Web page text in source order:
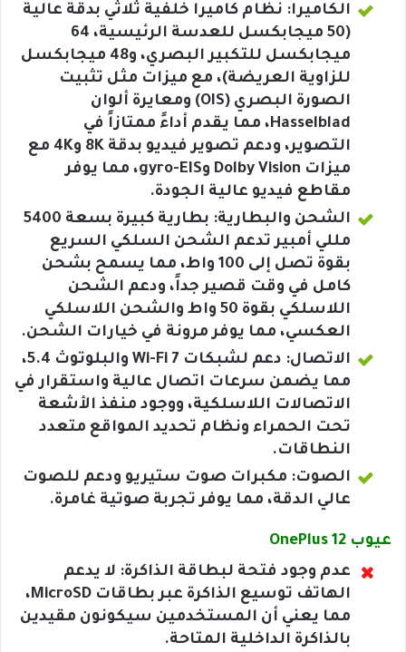
الكاميرا: نظام كاميرا خلفية ثلاثي بدقة عالية
(50 ميجابكسل للعدسة الرئيسية، 64
ميجابكسل للتكبير البصري، و48 ميجابكسل
للزاوية العريضة)، مع ميزات مثل تثبيت
الصورة البصري (OIS) ومعايرة ألوان
Hasselblad، مما يقدم أداءً ممتازاً في
التصوير، ودعم تصوير فيديو بدقة 8K و4K مع
ميزات Dolby Vision وgyro-EIS، مما يوفر
مقاطع فيديو عالية الجودة.
الشحن والبطارية: بطارية كبيرة بسعة 5400
مللي أمبير تدعم الشحن السلكي السريع
بقوة تصل إلى 100 واط، مما يسمح بشحن
كامل في وقت قصير جداً، ودعم الشحن
اللاسلكي بقوة 50 واط والشحن اللاسلكي
العكسي، مما يوفر مرونة في خيارات الشحن.
الاتصال: دعم لشبكات Wi-Fi 7 والبلوتوث 5.4،
مما يضمن سرعات اتصال عالية واستقرار في
الاتصالات اللاسلكية، ووجود منفذ الأشعة
تحت الحمراء ونظام تحديد المواقع متعدد
النطاقات.
الصوت: مكبرات صوت ستيريو ودعم للصوت
عالي الدقة، مما يوفر تجربة صوتية غامرة.
عيوب OnePlus 12
عدم وجود فتحة لبطاقة الذاكرة: لا يدعم
الهاتف توسيع الذاكرة عبر بطاقات MicroSD،
مما يعني أن المستخدمين سيكونون مقيدين
بالذاكرة الداخلية المتاحة.